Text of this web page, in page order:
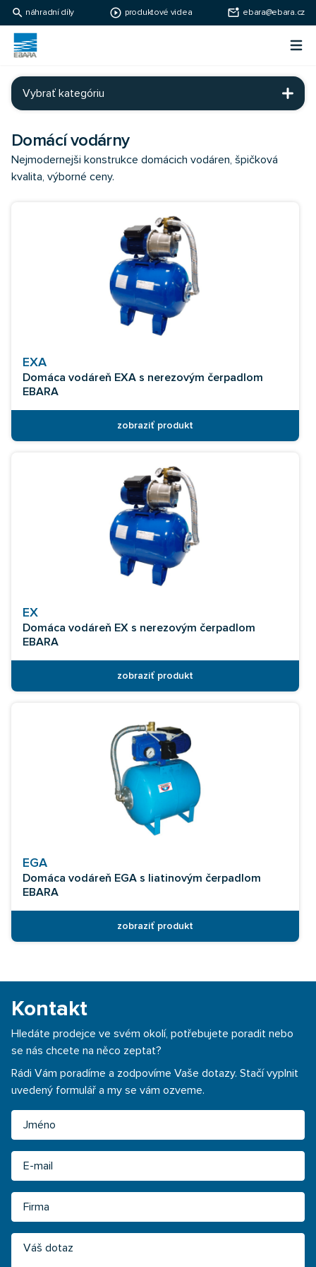
search náhradní díly play_circle_outline produktové videa mark_email_unread ebara@ebara.cz
Ebara Česko
Vybrať kategóriu
Domácí vodárny
Nejmodernejši konstrukce domácich vodáren, špičková
kvalita, výborné ceny.
EXA
Domáca vodáreň EXA s nerezovým čerpadlom
EBARA
zobraziť produkt
EX
Domáca vodáreň EX s nerezovým čerpadlom
EBARA
zobraziť produkt
EGA
Domáca vodáreň EGA s liatinovým čerpadlom
EBARA
zobraziť produkt
Kontakt
Hledáte prodejce ve svém okolí, potřebujete poradit nebo
se nás chcete na něco zeptat?
Rádi Vám poradíme a zodpovíme Vaše dotazy. Stačí vyplnit
uvedený formulář a my se vám ozveme.
Jméno
Váš dotaz